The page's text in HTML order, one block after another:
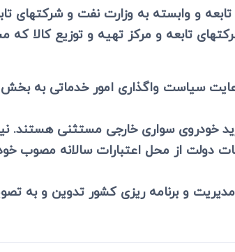
و وابسته به وزارت نفت و شرکتهای
تابعه و مرکز تهیه و توزیع کالا که
سیاست واگذاری امور خدماتی به
خودروی سواری خارجی مستثنی هستند.
دولت از محل اعتبارات سالانه مصوب
و برنامه ریزی کشور تدوین و به